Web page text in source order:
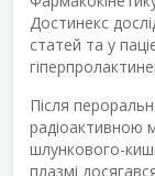
Достинекс
статей та у
Після
радіоактивною
шлункового-
плазмі